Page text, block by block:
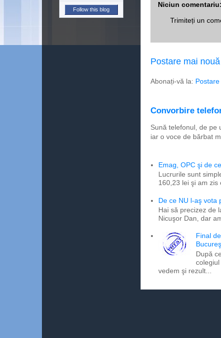
Niciun
Trimiteți un
Postare mai nouă
Abonați-vă la:
Convorbire
Sună telefonul, de pe
iar o voce de bărbat
Emag, OPC şi de
Lucrurile sunt
160,23 lei şi am
De ce NU l-aş vota
Hai să precizez de
Nicuşor Dan, dar
Final
După
vedem şi rezult...
Follow this blog